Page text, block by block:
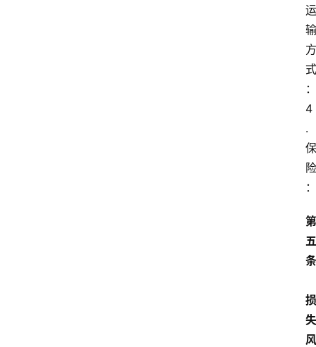
运
输
方
式
：
4
.
保
险
：
第
五
条
损
失
风